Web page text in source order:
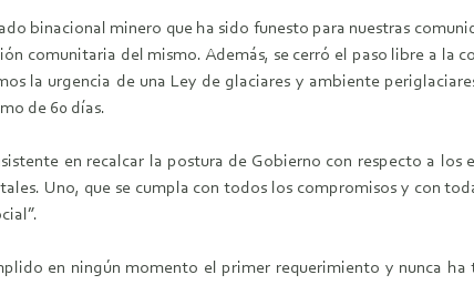
binacional minero que ha sido funesto para nuestras
comunitaria del mismo. Además, se cerró el paso libre a la
la urgencia de una Ley de glaciares y ambiente
de 60 días.
en recalcar la postura de Gobierno con respecto a los
Uno, que se cumpla con todos los compromisos y con
en ningún momento el primer requerimiento y nunca